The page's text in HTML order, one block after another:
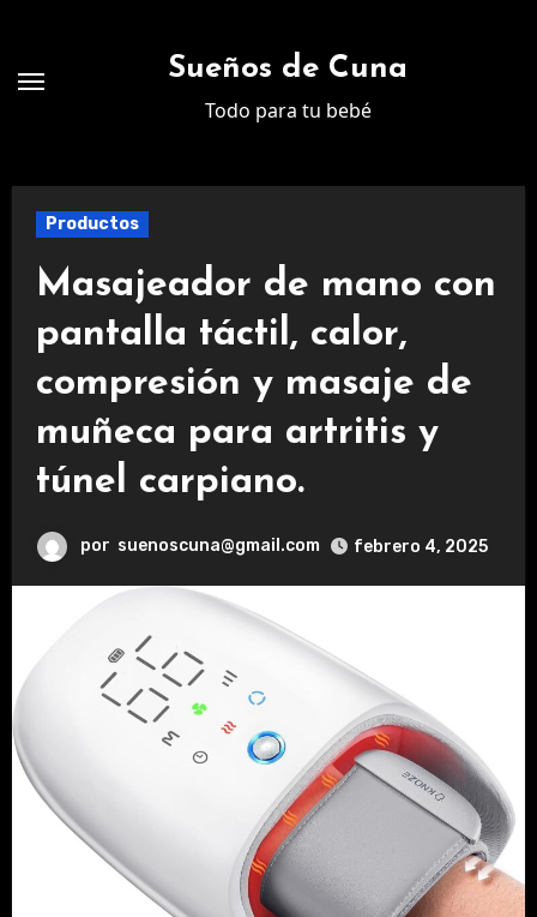
contenido
Sueños de Cuna
Todo para tu bebé
Productos
Masajeador de mano con
pantalla táctil, calor,
compresión y masaje de
muñeca para artritis y
túnel carpiano.
por suenoscuna@gmail.com febrero 4, 2025